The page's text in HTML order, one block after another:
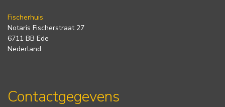
Fischerhuis
Notaris Fischerstraat 27
6711 BB Ede
Nederland
Contactgegevens